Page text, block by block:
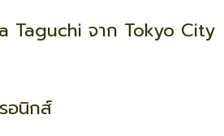
Taguchi จาก Tokyo City
นิกส์